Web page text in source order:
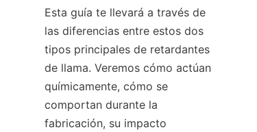
Esta guía te llevará a través de
las diferencias entre estos dos
tipos principales de retardantes
de llama. Veremos cómo actúan
químicamente, cómo se
comportan durante la
fabricación, su impacto